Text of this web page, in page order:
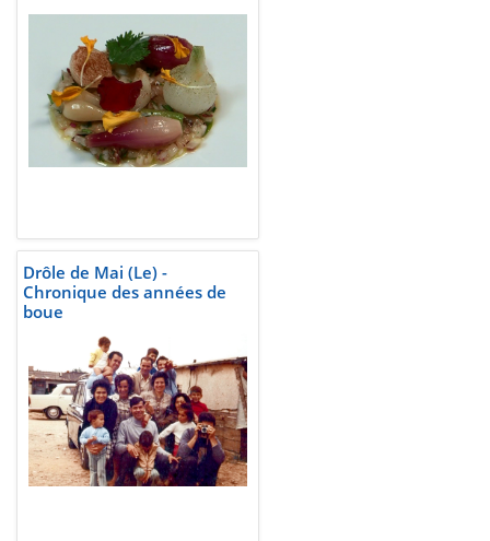
Drôle de Mai (Le) -
Chronique des années de
boue